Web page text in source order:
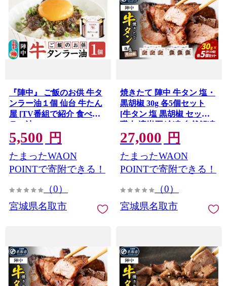
『陣中』 ご飯のお供 牛タ
ンラー油１個 仙台 牛たん
屋 [TV番組で紹介 食べる
ラー油]
5,500 円
たまったWAON
POINTで寄附できる！
（0）
宮城県名取市
焼きたて 陣中 牛タン 塩・
黒胡椒 30g 各5個セット
[牛タン 塩 黒胡椒 セット
職人 溶岩石 冷凍 自然解凍
塩麹 熟成]
27,000 円
たまったWAON
POINTで寄附できる！
（0）
宮城県名取市